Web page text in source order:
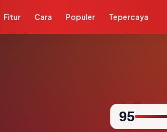
Fitur Cara Populer Tepercaya
95